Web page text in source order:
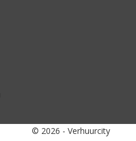
© 2026 - Verhuurcity